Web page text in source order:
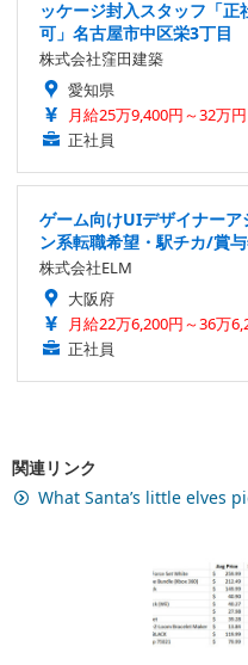
ッケージ封入スタッフ「
可」名古屋市中区栄3丁目
株式会社窪田建築
愛知県
月給25万9,400円～32万円
正社員
ゲーム向けUIデザイナー
ン系転職希望・駅チカ/賞
株式会社ELM
大阪府
月給22万6,200円～36万
正社員
関連リンク
What Santa’s little elves